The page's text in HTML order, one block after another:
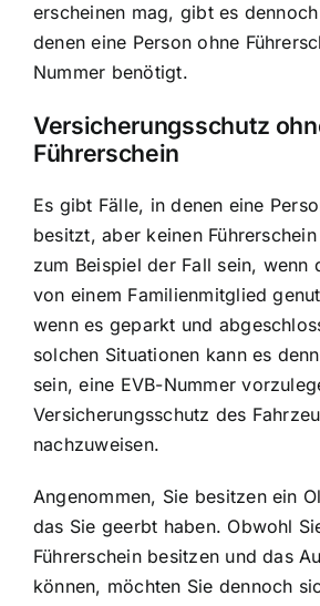
erscheinen mag, gibt es
denen eine Person ohne
Nummer benötigt.
Versicherungsschutz
Führerschein
Es gibt Fälle, in denen eine
besitzt, aber keinen
zum Beispiel der Fall sein, wenn
von einem Familienmitglied
wenn es geparkt und
solchen Situationen kann es
sein, eine EVB-Nummer
Versicherungsschutz des
nachzuweisen.
Angenommen, Sie besitzen ein
das Sie geerbt haben. Obwohl
Führerschein besitzen und das
können, möchten Sie dennoch